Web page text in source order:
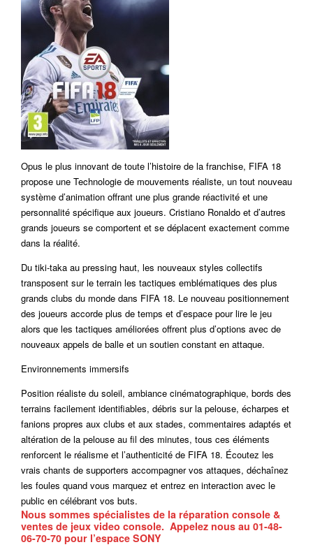
Opus le plus innovant de toute l’histoire de la franchise, FIFA 18
propose une Technologie de mouvements réaliste, un tout nouveau
système d’animation offrant une plus grande réactivité et une
personnalité spécifique aux joueurs. Cristiano Ronaldo et d’autres
grands joueurs se comportent et se déplacent exactement comme
dans la réalité.
Du tiki-taka au pressing haut, les nouveaux styles collectifs
transposent sur le terrain les tactiques emblématiques des plus
grands clubs du monde dans FIFA 18. Le nouveau positionnement
des joueurs accorde plus de temps et d’espace pour lire le jeu
alors que les tactiques améliorées offrent plus d’options avec de
nouveaux appels de balle et un soutien constant en attaque.
Environnements immersifs
Position réaliste du soleil, ambiance cinématographique, bords des
terrains facilement identifiables, débris sur la pelouse, écharpes et
fanions propres aux clubs et aux stades, commentaires adaptés et
altération de la pelouse au fil des minutes, tous ces éléments
renforcent le réalisme et l’authenticité de FIFA 18. Écoutez les
vrais chants de supporters accompagner vos attaques, déchaînez
les foules quand vous marquez et entrez en interaction avec le
public en célébrant vos buts.
Nous sommes spécialistes de la réparation console &
ventes de jeux video console. Appelez nous au 01-48-
06-70-70 pour l’espace SONY